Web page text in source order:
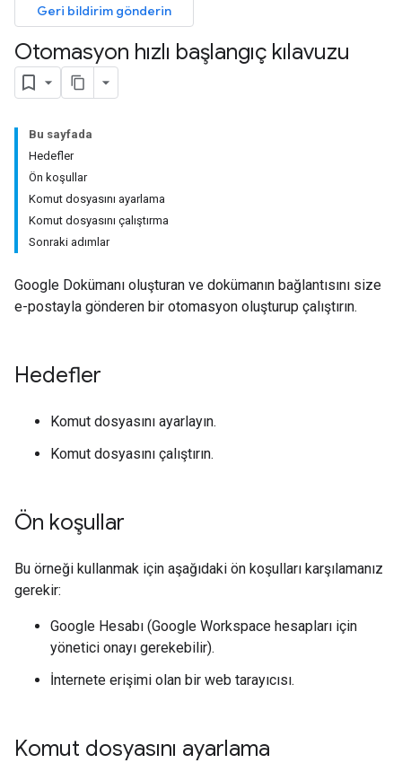
Geri bildirim gönderin
Otomasyon hızlı başlangıç kılavuzu
Bu sayfada
Hedefler
Ön koşullar
Komut dosyasını ayarlama
Komut dosyasını çalıştırma
Sonraki adımlar
Google Dokümanı oluşturan ve dokümanın bağlantısını size
e-postayla gönderen bir otomasyon oluşturup çalıştırın.
Hedefler
Komut dosyasını ayarlayın.
Komut dosyasını çalıştırın.
Ön koşullar
Bu örneği kullanmak için aşağıdaki ön koşulları karşılamanız
gerekir:
Google Hesabı (Google Workspace hesapları için
yönetici onayı gerekebilir).
İnternete erişimi olan bir web tarayıcısı.
Komut dosyasını ayarlama